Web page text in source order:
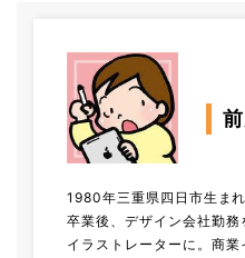
1980年三重県四日市生ま
卒業後、デザイン会社勤
イラストレーターに。商